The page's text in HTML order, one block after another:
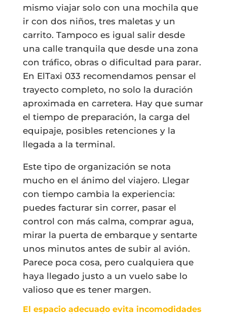
mismo viajar solo con una mochila que
ir con dos niños, tres maletas y un
carrito. Tampoco es igual salir desde
una calle tranquila que desde una zona
con tráfico, obras o dificultad para parar.
En ElTaxi 033 recomendamos pensar el
trayecto completo, no solo la duración
aproximada en carretera. Hay que sumar
el tiempo de preparación, la carga del
equipaje, posibles retenciones y la
llegada a la terminal.
Este tipo de organización se nota
mucho en el ánimo del viajero. Llegar
con tiempo cambia la experiencia:
puedes facturar sin correr, pasar el
control con más calma, comprar agua,
mirar la puerta de embarque y sentarte
unos minutos antes de subir al avión.
Parece poca cosa, pero cualquiera que
haya llegado justo a un vuelo sabe lo
valioso que es tener margen.
El espacio adecuado evita incomodidades